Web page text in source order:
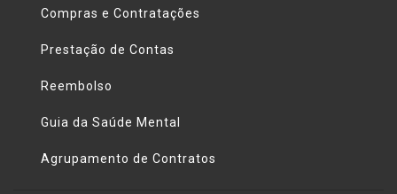
Compras e Contratações
Prestação de Contas
Reembolso
Guia da Saúde Mental
Agrupamento de Contratos